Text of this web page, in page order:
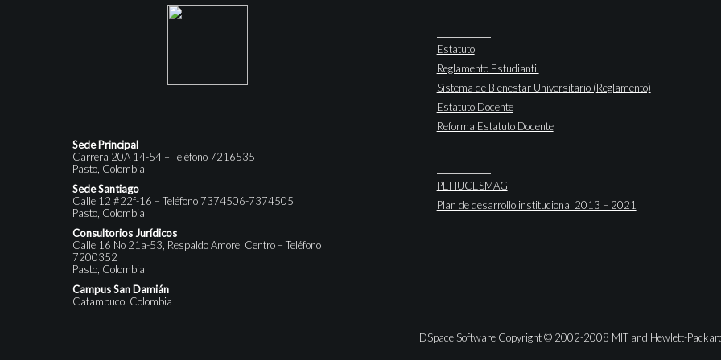
Sede Principal
Carrera 20A 14-54 – Teléfono 7216535
Pasto, Colombia
Sede Santiago
Calle 12 #22f-16 – Teléfono 7374506-7374505
Pasto, Colombia
Consultorios Jurídicos
Calle 16 No 21a-53, Respaldo Amorel Centro – Teléfono
7200352
Pasto, Colombia
Campus San Damián
Catambuco, Colombia
Estatuto
Reglamento Estudiantil
Sistema de Bienestar Universitario (Reglamento)
Estatuto Docente
Reforma Estatuto Docente
PEI-IUCESMAG
Plan de desarrollo institucional 2013 – 2021
DSpace Software Copyright © 2002-2008 MIT and Hewlett-